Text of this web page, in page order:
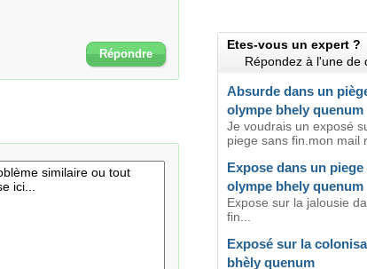
Répondre
Etes-vous un expert ?
Répondez à l'une de
Absurde dans un
olympe bhely quenum
Je voudrais un exposé
piege sans fin.mon mail
Expose dans un
olympe bhely quenum
Expose sur la jalousie
fin...
Exposé sur la
bhèly quenum